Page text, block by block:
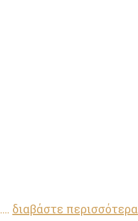
.... διαβάστε περισσότερα